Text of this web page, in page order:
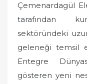
Çemenardagül
tarafından
sektöründeki
geleneği temsil
Entegre
gösteren yeni